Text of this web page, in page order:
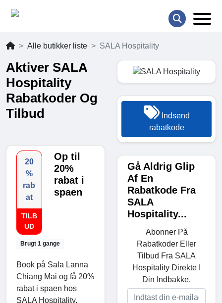
Alle butikker liste SALA Hospitality
Aktiver SALA
Hospitality
Rabatkoder Og
Tilbud
20
%
rab
at
TILB
UD
Brugt 1 gange
Op til
20%
rabat i
spaen
Book på Sala Lanna
Chiang Mai og få 20%
rabat i spaen hos
SALA Hospitality.
Indsend
rabatkode
Gå Aldrig Glip
Af En
Rabatkode Fra
SALA
Hospitality...
Abonner På
Rabatkoder Eller
Tilbud Fra SALA
Hospitality Direkte I
Din Indbakke.